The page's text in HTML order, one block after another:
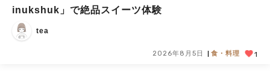
inukshuk」で絶品スイーツ体験
tea
2026年8月5日 食・料理 1